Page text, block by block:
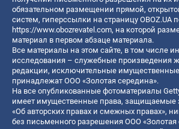
обязательном размещении прямой,
систем, гиперссылки на страницу OBOZ.UA
https://www.obozrevatel.com, на которой
материал в первом абзаце материала.
Все материалы на этом сайте, в том числе
исследования – служебные произведения
редакции, исключительные
принадлежат ООО «Золотая середина».
На все опубликованные фотоматериалы
имеет имущественные права, защищаемые
«Об авторских правах и смежных правах»,
без письменного разрешения ООО «Золотая